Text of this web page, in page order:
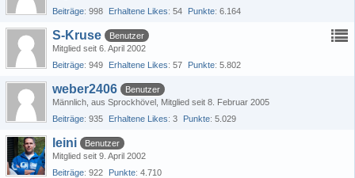
Beiträge 998 Erhaltene Likes 54 Punkte 6.164
S-Kruse
Benutzer
Mitglied seit 6. April 2002
Beiträge 949 Erhaltene Likes 57 Punkte 5.802
weber2406
Benutzer
Männlich aus Sprockhövel Mitglied seit 8. Februar 2005
Beiträge 935 Erhaltene Likes 3 Punkte 5.029
leini
Benutzer
Mitglied seit 9. April 2002
Beiträge 922 Punkte 4.710